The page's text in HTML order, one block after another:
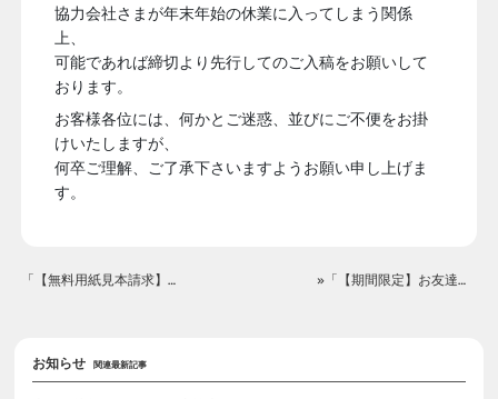
協力会社さまが年末年始の休業に入ってしまう関係
上、
可能であれば締切より先行してのご入稿をお願いして
おります。
お客様各位には、何かとご迷惑、並びにご不便をお掛
けいたしますが、
何卒ご理解、ご了承下さいますようお願い申し上げま
す。
「【無料用紙見本請求】一時受付休止のお知らせ」« »「【期間限定】お友達紹介キャンペーン実施中」
お知らせ 関連最新記事